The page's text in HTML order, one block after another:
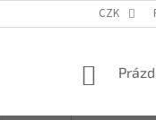
ZÁSADY SOUBORŮ
CZK